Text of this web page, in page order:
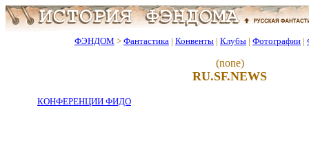
ФЭНДОМ > Фантастика | Конвенты | Клубы | Фотографии |
(none)
RU.SF.NEWS
КОНФЕРЕНЦИИ ФИДО